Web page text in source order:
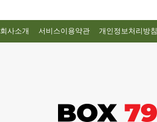
회사소개 서비스이용약관 개인정보처리방침